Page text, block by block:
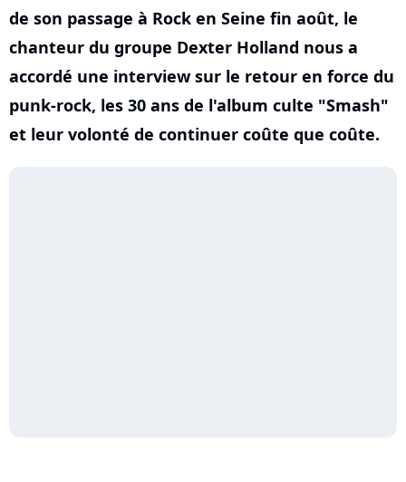
de son passage à Rock en Seine fin août, le
chanteur du groupe Dexter Holland nous a
accordé une interview sur le retour en force du
punk-rock, les 30 ans de l'album culte "Smash"
et leur volonté de continuer coûte que coûte.